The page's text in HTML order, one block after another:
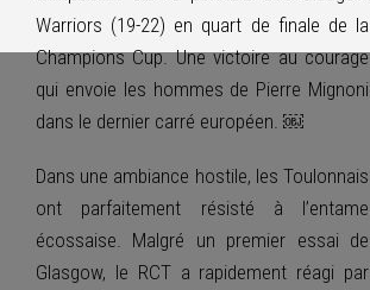
Warriors (19-22) en quart de finale de la
Champions Cup. Une victoire au courage
qui envoie les hommes de Pierre Mignoni
dans le dernier carré européen. ￼
Dans une ambiance hostile, les Toulonnais
ont parfaitement résisté à l’entame
écossaise. Malgré un premier essai de
Glasgow, le RCT a rapidement réagi par